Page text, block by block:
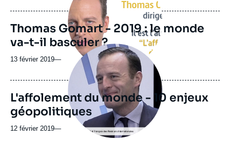
Thomas Gomart - 2019 : le monde
va-t-il basculer ?
13 février 2019—
Image
principale
médiatique
L'affolement du monde - 10 enjeux
géopolitiques
12 février 2019—